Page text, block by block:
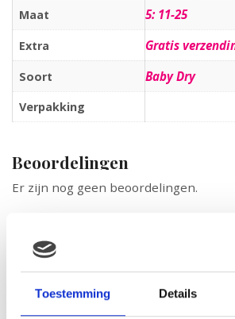
Toestemming Details
Maat 5: 11-25
Extra Gratis
Soort Baby Dry
Verpakking
Beoordelingen
Er zijn nog geen beoordelingen.
5 – 198 stuks” te beoordelen
Je e-mailadres wordt niet gepubliceerd.
gemarkeerd met*
Je waardering*
Je beoordeling*